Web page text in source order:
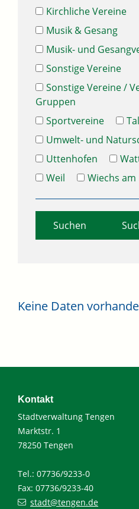
Kirchliche Vereine
Musik & Gesang
Musik- und
Sonstige Vereine
Sonstige Vereine /
Gruppen
Sportvereine
Umwelt- und
Uttenhofen
Weil
Wiechs am
Keine Daten
Kontakt
Stadtverwaltung Tengen
Marktstr. 1
78250 Tengen
Tel.: 07736/9233-0
Fax: 07736/9233-40
stadt@tengen.de